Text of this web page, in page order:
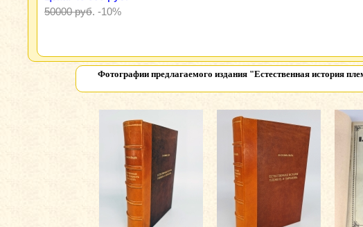
50000 руб. -10%
Фотографии предлагаемого издания "Естественная история